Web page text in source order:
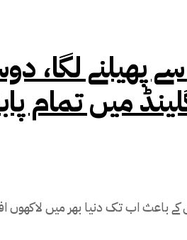
پھیلنے لگا،
میں تمام
باعث اب تک دنیا بھر میں لاکھوں